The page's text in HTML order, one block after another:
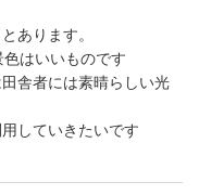
あります。
はいいものです
舎者には素晴らしい光
していきたいです